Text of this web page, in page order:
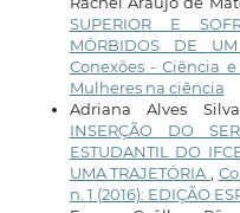
SUPERIOR E
MÓRBIDOS DE
Conexões - Ciência e
Mulheres na ciência
Adriana Alves
INSERÇÃO DO
ESTUDANTIL DO
UMA TRAJETÓRIA ,
n. 1 (2016): EDIÇÃO